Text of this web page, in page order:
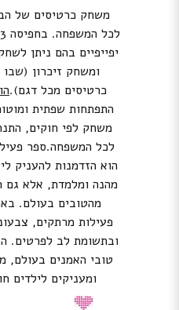
משחק כרטיסים של
יפייפיים בהם ניתן
ומשחק זיכרון
כרטיסים מכל דגם).
התפתחות שפתית
משחק לפי חוקים,
לכל המשפחה.ספר
הוא הזדמנות להעניק
מהנה ומלמדת, אלא גם
מהטובים בעולם.
פעילות מרתקים,
ובתשומת לב לפרטים.
טובי האמנים בעולם,
ומעניקים לילדים